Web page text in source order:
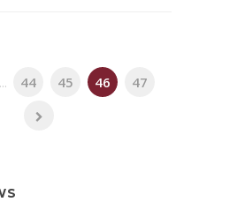
... 44 45 46 47